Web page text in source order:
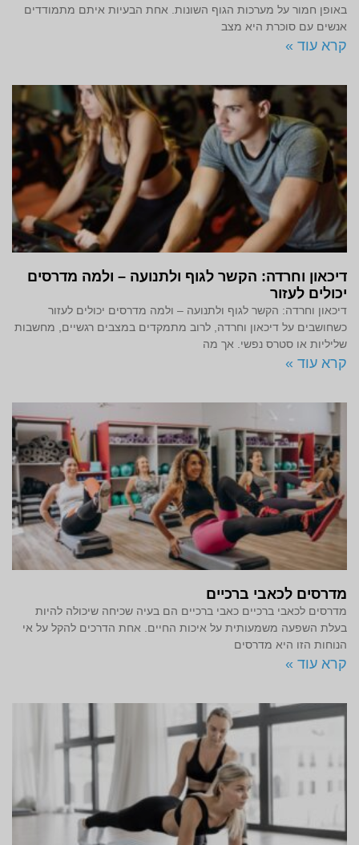
באופן חמור על מערכות הגוף השונות. אחת הבעיות איתם מתמודדים
אנשים עם סוכרת היא מצב
קרא עוד »
דיכאון וחרדה: הקשר לגוף ולתנועה – ולמה מדרסים
יכולים לעזור
דיכאון וחרדה: הקשר לגוף ולתנועה – ולמה מדרסים יכולים לעזור
כשחושבים על דיכאון וחרדה, לרוב מתמקדים במצבים רגשיים, מחשבות
שליליות או סטרס נפשי. אך מה
קרא עוד »
מדרסים לכאבי ברכיים
מדרסים לכאבי ברכיים כאבי ברכיים הם בעיה שכיחה שיכולה להיות
בעלת השפעה משמעותית על איכות החיים. אחת הדרכים להקל על אי
הנוחות הזו היא מדרסים
קרא עוד »